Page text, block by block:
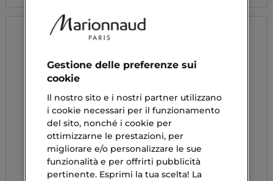
Gestione delle preferenze sui
cookie
Il nostro sito e i nostri partner utilizzano
i cookie necessari per il funzionamento
del sito, nonché i cookie per
ottimizzarne le prestazioni, per
migliorare e/o personalizzare le sue
funzionalità e per offrirti pubblicità
pertinente. Esprimi la tua scelta! La